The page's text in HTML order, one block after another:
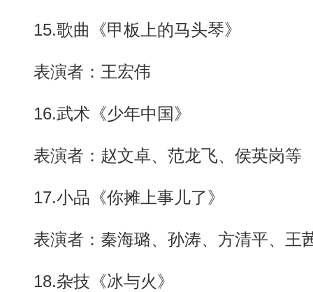
15.歌曲《甲板上的马头琴》
表演者：王宏伟
16.武术《少年中国》
表演者：赵文卓、范龙飞、侯英岗等
17.小品《你摊上事儿了》
表演者：秦海璐、孙涛、方清平、王
18.杂技《冰与火》